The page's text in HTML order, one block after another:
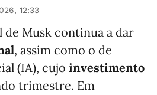
12:33
de Musk continua a dar
, assim como o de
(IA), cujo investimento
trimestre. Em